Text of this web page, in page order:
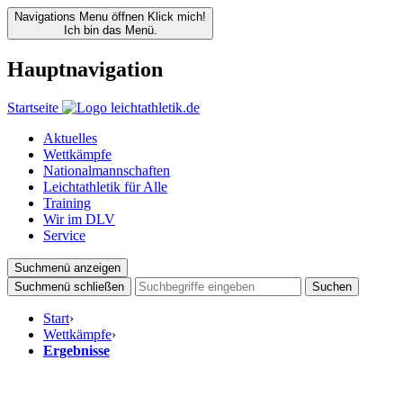
Navigations Menu öffnen Klick mich!
Ich bin das Menü.
Hauptnavigation
Startseite
Aktuelles
Wettkämpfe
Nationalmannschaften
Leichtathletik für Alle
Training
Wir im DLV
Service
Suchmenü anzeigen
Suchmenü schließen
Suchen
Start›
Wettkämpfe›
Ergebnisse